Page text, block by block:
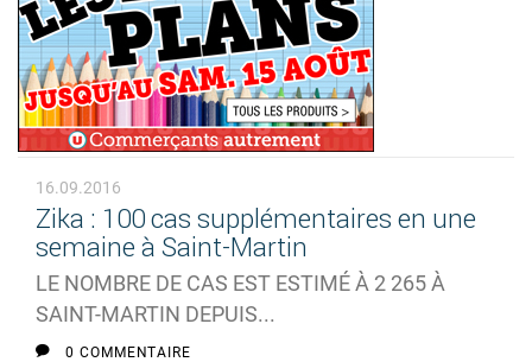
16.09.2016
Zika : 100 cas supplémentaires en une
semaine à Saint-Martin
LE NOMBRE DE CAS EST ESTIMÉ À 2 265 À
SAINT-MARTIN DEPUIS...
0 COMMENTAIRE